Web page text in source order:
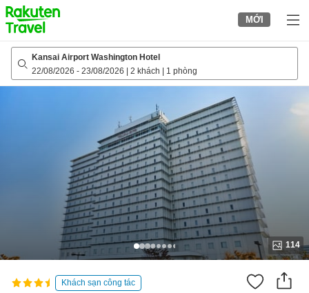
to
top
page
MỚI
Kansai Airport Washington Hotel
22/08/2026 - 23/08/2026 2 khách 1 phòng
114
Khách sạn công tác